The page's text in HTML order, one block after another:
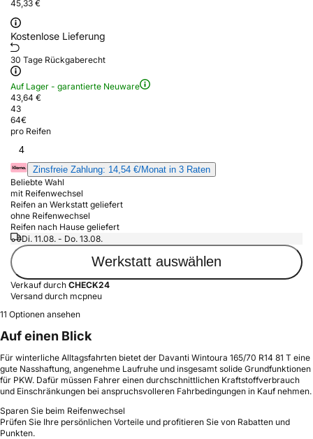
45,33 €
Kostenlose Lieferung
30 Tage Rückgaberecht
Auf Lager - garantierte Neuware
43,64 €
43
64€
pro Reifen
4
Zinsfreie Zahlung: 14,54 €/Monat in 3 Raten
Beliebte Wahl
mit Reifenwechsel
Reifen an Werkstatt geliefert
ohne Reifenwechsel
Reifen nach Hause geliefert
Di. 11.08. - Do. 13.08.
Werkstatt auswählen
Verkauf durch CHECK24
Versand durch mcpneu
11 Optionen ansehen
Auf einen Blick
Für winterliche Alltagsfahrten bietet der Davanti Wintoura 165/70 R14 81 T eine
gute Nasshaftung, angenehme Laufruhe und insgesamt solide Grundfunktionen
für PKW. Dafür müssen Fahrer einen durchschnittlichen Kraftstoffverbrauch
und Einschränkungen bei anspruchsvolleren Fahrbedingungen in Kauf nehmen.
Sparen Sie beim Reifenwechsel
Prüfen Sie Ihre persönlichen Vorteile und profitieren Sie von Rabatten und
Punkten.